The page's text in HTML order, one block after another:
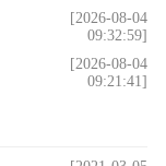
[2026-08-04
09:32:59]
[2026-08-04
09:21:41]